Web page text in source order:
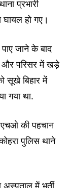
प्रभारी
हो गए।
जाने के बाद
और परिसर में खड़े
सूखे बिहार में
गया था.
की पहचान
पुलिस थाने